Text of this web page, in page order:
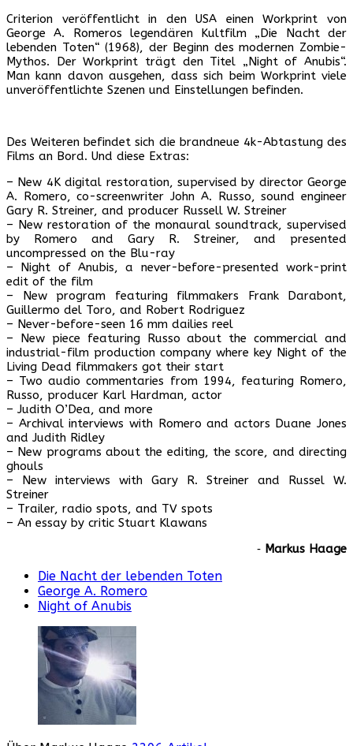
Criterion veröffentlicht in den USA einen Workprint von
George A. Romeros legendären Kultfilm „Die Nacht der
lebenden Toten“ (1968), der Beginn des modernen Zombie-
Mythos. Der Workprint trägt den Titel „Night of Anubis“.
Man kann davon ausgehen, dass sich beim Workprint viele
unveröffentlichte Szenen und Einstellungen befinden.
Des Weiteren befindet sich die brandneue 4k-Abtastung des
Films an Bord. Und diese Extras:
– New 4K digital restoration, supervised by director George
A. Romero, co-screenwriter John A. Russo, sound engineer
Gary R. Streiner, and producer Russell W. Streiner
– New restoration of the monaural soundtrack, supervised
by Romero and Gary R. Streiner, and presented
uncompressed on the Blu-ray
– Night of Anubis, a never-before-presented work-print
edit of the film
– New program featuring filmmakers Frank Darabont,
Guillermo del Toro, and Robert Rodriguez
– Never-before-seen 16 mm dailies reel
– New piece featuring Russo about the commercial and
industrial-film production company where key Night of the
Living Dead filmmakers got their start
– Two audio commentaries from 1994, featuring Romero,
Russo, producer Karl Hardman, actor
– Judith O’Dea, and more
– Archival interviews with Romero and actors Duane Jones
and Judith Ridley
– New programs about the editing, the score, and directing
ghouls
– New interviews with Gary R. Streiner and Russel W.
Streiner
– Trailer, radio spots, and TV spots
– An essay by critic Stuart Klawans
‐ Markus Haage
Die Nacht der lebenden Toten
George A. Romero
Night of Anubis